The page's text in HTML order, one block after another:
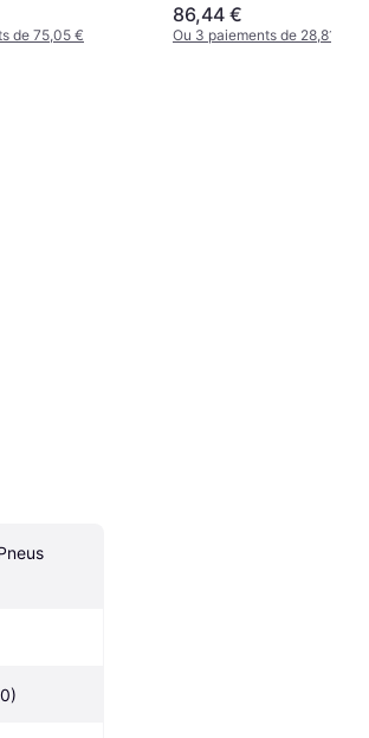
de 75,05 €
86,44 €
Ou 3 paiements de 28,81 €